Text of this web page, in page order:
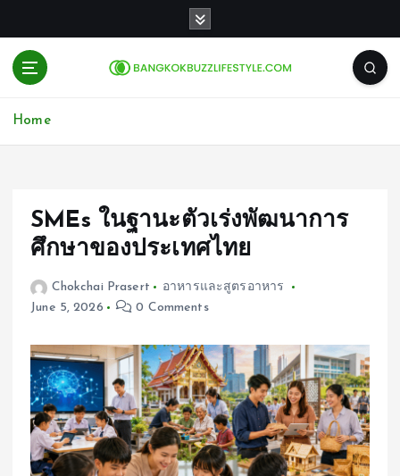
Home
SMEs ในฐานะตัวเร่งพัฒนาการ
ศึกษาของประเทศไทย
Chokchai Prasert
อาหารและสูตรอาหาร
June 5, 2026
0 Comments